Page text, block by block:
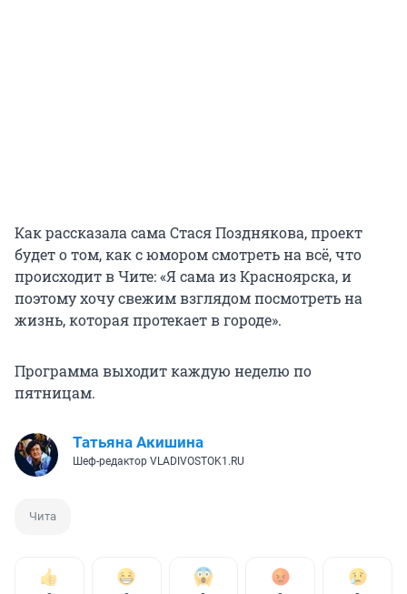
Как рассказала сама Стася Позднякова, проект
будет о том, как с юмором смотреть на всё, что
происходит в Чите: «Я сама из Красноярска, и
поэтому хочу свежим взглядом посмотреть на
жизнь, которая протекает в городе».
Программа выходит каждую неделю по
пятницам.
Татьяна Акишина
Шеф-редактор VLADIVOSTOK1.RU
Чита